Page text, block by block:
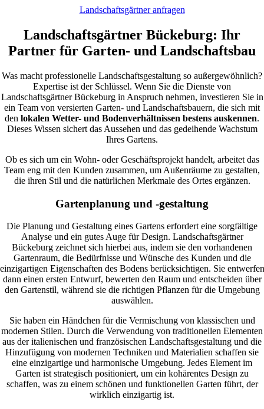
Landschaftsgärtner anfragen
Landschaftsgärtner Bückeburg: Ihr
Partner für Garten- und Landschaftsbau
Was macht professionelle Landschaftsgestaltung so außergewöhnlich?
Expertise ist der Schlüssel. Wenn Sie die Dienste von
Landschaftsgärtner Bückeburg in Anspruch nehmen, investieren Sie in
ein Team von versierten Garten- und Landschaftsbauern, die sich mit
den lokalen Wetter- und Bodenverhältnissen bestens auskennen.
Dieses Wissen sichert das Aussehen und das gedeihende Wachstum
Ihres Gartens.
Ob es sich um ein Wohn- oder Geschäftsprojekt handelt, arbeitet das
Team eng mit den Kunden zusammen, um Außenräume zu gestalten,
die ihren Stil und die natürlichen Merkmale des Ortes ergänzen.
Gartenplanung und -gestaltung
Die Planung und Gestaltung eines Gartens erfordert eine sorgfältige
Analyse und ein gutes Auge für Design. Landschaftsgärtner
Bückeburg zeichnet sich hierbei aus, indem sie den vorhandenen
Gartenraum, die Bedürfnisse und Wünsche des Kunden und die
einzigartigen Eigenschaften des Bodens berücksichtigen. Sie entwerfen
dann einen ersten Entwurf, bewerten den Raum und entscheiden über
den Gartenstil, während sie die richtigen Pflanzen für die Umgebung
auswählen.
Sie haben ein Händchen für die Vermischung von klassischen und
modernen Stilen. Durch die Verwendung von traditionellen Elementen
aus der italienischen und französischen Landschaftsgestaltung und die
Hinzufügung von modernen Techniken und Materialien schaffen sie
eine einzigartige und harmonische Umgebung. Jedes Element im
Garten ist strategisch positioniert, um ein kohärentes Design zu
schaffen, was zu einem schönen und funktionellen Garten führt, der
wirklich einzigartig ist.